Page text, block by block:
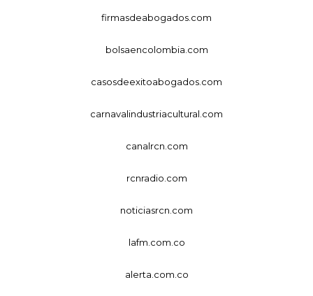
firmasdeabogados.com
bolsaencolombia.com
casosdeexitoabogados.com
carnavalindustriacultural.com
canalrcn.com
rcnradio.com
noticiasrcn.com
lafm.com.co
alerta.com.co